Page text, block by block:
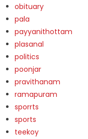
obituary
pala
payyanithottam
plasanal
politics
poonjar
pravithanam
ramapuram
sporrts
sports
teekoy